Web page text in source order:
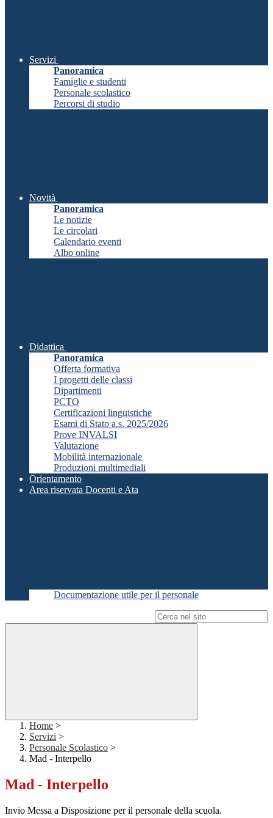
Servizi
Panoramica
Famiglie e studenti
Personale scolastico
Percorsi di studio
Novità
Panoramica
Le notizie
Le circolari
Calendario eventi
Albo online
Didattica
Panoramica
Offerta formativa
I progetti delle classi
Dipartimenti
PCTO
Certificazioni linguistiche
Esami di Stato a.s. 2025/2026
Prove INVALSI
Valutazione
Mobilità internazionale
Produzioni multimediali
Orientamento
Area riservata Docenti e Ata
Documentazione utile per il personale
Home >
Servizi >
Personale Scolastico >
Mad - Interpello
Mad - Interpello
Invio Messa a Disposizione per il personale della scuola.